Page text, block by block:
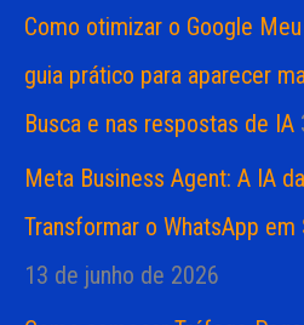
Como otimizar o Google
guia prático para aparecer
Busca e nas respostas de IA
Meta Business Agent: A IA
Transformar o WhatsApp
13 de junho de 2026